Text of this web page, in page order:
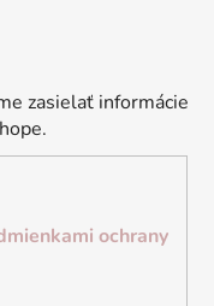
zasielať informácie
ochrany